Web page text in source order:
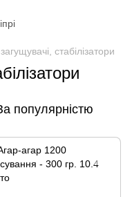
стабілізатори
популярністю